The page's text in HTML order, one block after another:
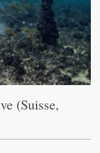
(Suisse,